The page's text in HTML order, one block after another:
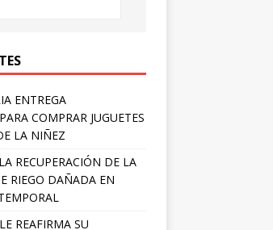
ENTREGA
COMPRAR JUGUETES
LA NIÑEZ
RECUPERACIÓN DE LA
RIEGO DAÑADA EN
REAFIRMA SU